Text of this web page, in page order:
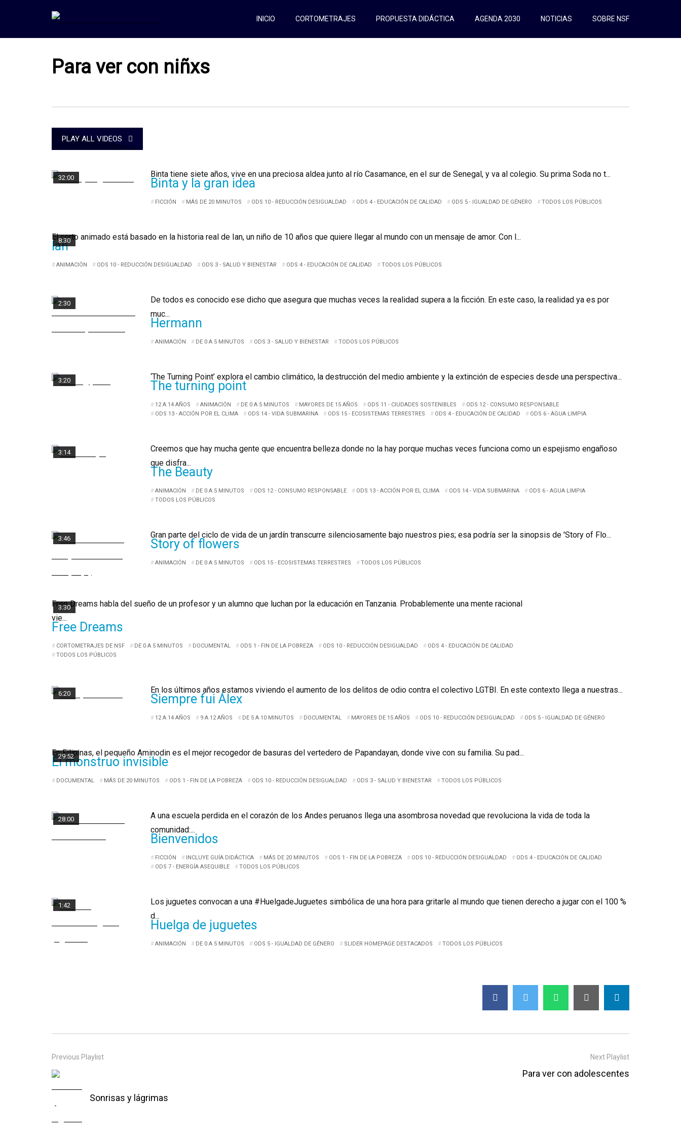
INICIO CORTOMETRAJES PROPUESTA DIDÁCTICA AGENDA 2030 NOTICIAS SOBRE NSF
Para ver con niñxs
PLAY ALL VIDEOS
32:00
FICCIÓN MÁS DE 20 MINUTOS ODS 10 - REDUCCIÓN DESIGUALDAD ODS 4 - EDUCACIÓN DE CALIDAD ODS 5 - IGUALDAD DE GÉNERO TODOS LOS PÚBLICOS
Binta y la gran idea
Binta tiene siete años, vive en una preciosa aldea junto al río Casamance, en el sur de Senegal, y va al colegio. Su prima Soda no t...
8:30
ANIMACIÓN ODS 10 - REDUCCIÓN DESIGUALDAD ODS 3 - SALUD Y BIENESTAR ODS 4 - EDUCACIÓN DE CALIDAD TODOS LOS PÚBLICOS
Ian
El corto animado está basado en la historia real de Ian, un niño de 10 años que quiere llegar al mundo con un mensaje de amor. Con l...
2:30
ANIMACIÓN DE 0 A 5 MINUTOS ODS 3 - SALUD Y BIENESTAR TODOS LOS PÚBLICOS
Hermann
De todos es conocido ese dicho que asegura que muchas veces la realidad supera a la ficción. En este caso, la realidad ya es por
muc...
3:20
12 A 14 AÑOS ANIMACIÓN DE 0 A 5 MINUTOS MAYORES DE 15 AÑOS ODS 11 - CIUDADES SOSTENIBLES
ODS 12 - CONSUMO RESPONSABLE
ODS 13 - ACCIÓN POR EL CLIMA
ODS 14 - VIDA SUBMARINA ODS 15 - ECOSISTEMAS TERRESTRES ODS 4 - EDUCACIÓN DE CALIDAD ODS 6 - AGUA LIMPIA
The turning point
‘The Turning Point’ explora el cambio climático, la destrucción del medio ambiente y la extinción de especies desde una perspectiva...
3:14
ANIMACIÓN DE 0 A 5 MINUTOS ODS 12 - CONSUMO RESPONSABLE ODS 13 - ACCIÓN POR EL CLIMA ODS 14 - VIDA SUBMARINA
ODS 6 - AGUA LIMPIA
TODOS LOS PÚBLICOS
The Beauty
Creemos que hay mucha gente que encuentra belleza donde no la hay porque muchas veces funciona como un espejismo engañoso
que disfra...
3:46
ANIMACIÓN DE 0 A 5 MINUTOS ODS 15 - ECOSISTEMAS TERRESTRES TODOS LOS PÚBLICOS
Story of flowers
Gran parte del ciclo de vida de un jardín transcurre silenciosamente bajo nuestros pies; esa podría ser la sinopsis de 'Story of Flo...
3:30
CORTOMETRAJES DE NSF DE 0 A 5 MINUTOS DOCUMENTAL ODS 1 - FIN DE LA POBREZA ODS 10 - REDUCCIÓN DESIGUALDAD
ODS 4 - EDUCACIÓN DE CALIDAD
TODOS LOS PÚBLICOS
Free Dreams
Free Dreams habla del sueño de un profesor y un alumno que luchan por la educación en Tanzania. Probablemente una mente racional
vie...
6:20
12 A 14 AÑOS 9 A 12 AÑOS DE 5 A 10 MINUTOS DOCUMENTAL MAYORES DE 15 AÑOS ODS 10 - REDUCCIÓN DESIGUALDAD ODS 5 - IGUALDAD DE GÉNERO
Siempre fui Álex
En los últimos años estamos viviendo el aumento de los delitos de odio contra el colectivo LGTBI. En este contexto llega a nuestras...
29:52
DOCUMENTAL MÁS DE 20 MINUTOS ODS 1 - FIN DE LA POBREZA ODS 10 - REDUCCIÓN DESIGUALDAD ODS 3 - SALUD Y BIENESTAR TODOS LOS PÚBLICOS
El monstruo invisible
En Filipinas, el pequeño Aminodin es el mejor recogedor de basuras del vertedero de Papandayan, donde vive con su familia. Su pad...
28:00
FICCIÓN INCLUYE GUÍA DIDÁCTICA MÁS DE 20 MINUTOS ODS 1 - FIN DE LA POBREZA ODS 10 - REDUCCIÓN DESIGUALDAD
ODS 4 - EDUCACIÓN DE CALIDAD
ODS 7 - ENERGÍA ASEQUIBLE
TODOS LOS PÚBLICOS
Bienvenidos
A una escuela perdida en el corazón de los Andes peruanos llega una asombrosa novedad que revoluciona la vida de toda la
comunidad:...
1:42
ANIMACIÓN DE 0 A 5 MINUTOS ODS 5 - IGUALDAD DE GÉNERO SLIDER HOMEPAGE DESTACADOS TODOS LOS PÚBLICOS
Huelga de juguetes
Los juguetes convocan a una #HuelgadeJuguetes simbólica de una hora para gritarle al mundo que tienen derecho a jugar con el 100 %
d...
Previous Playlist
Sonrisas y lágrimas
Next Playlist
Para ver con adolescentes